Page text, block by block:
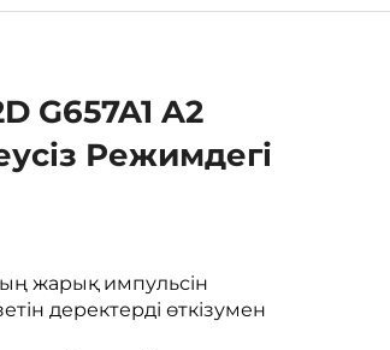
G657A1 A2
Режимдегі
жарық импульсін
деректерді өткізумен